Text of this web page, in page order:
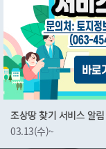
비상시 국민행동요령